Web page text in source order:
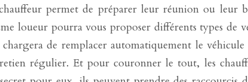
permet de préparer leur réunion ou
loueur pourra vous proposer différents types de
de remplacer automatiquement le
régulier. Et pour couronner le tout, les